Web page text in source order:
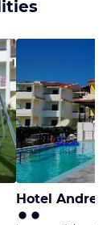
Hotel